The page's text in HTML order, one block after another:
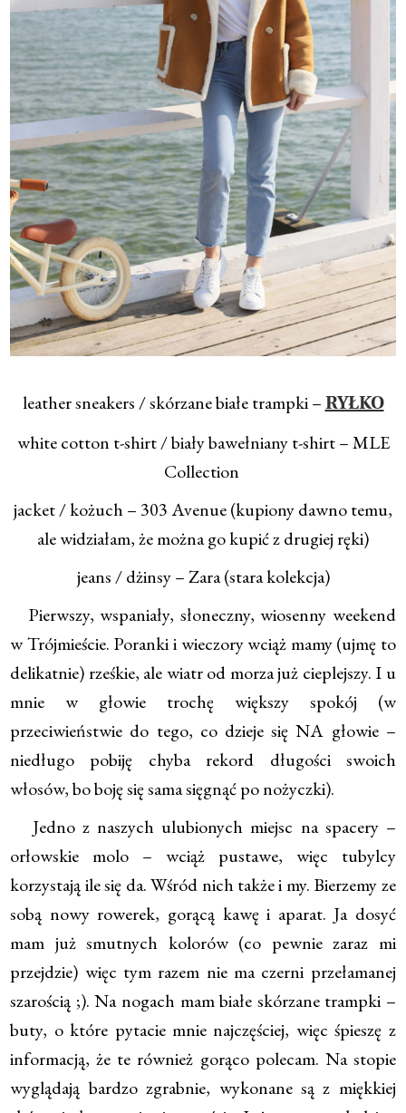
leather sneakers / skórzane białe trampki – RYŁKO
white cotton t-shirt / biały bawełniany t-shirt – MLE
Collection
jacket / kożuch – 303 Avenue (kupiony dawno temu,
ale widziałam, że można go kupić z drugiej ręki)
jeans / dżinsy – Zara (stara kolekcja)
Pierwszy, wspaniały, słoneczny, wiosenny weekend
w Trójmieście. Poranki i wieczory wciąż mamy (ujmę to
delikatnie) rześkie, ale wiatr od morza już cieplejszy. I u
mnie w głowie trochę większy spokój (w
przeciwieństwie do tego, co dzieje się NA głowie –
niedługo pobiję chyba rekord długości swoich
włosów, bo boję się sama sięgnąć po nożyczki).
Jedno z naszych ulubionych miejsc na spacery –
orłowskie molo – wciąż pustawe, więc tubylcy
korzystają ile się da. Wśród nich także i my. Bierzemy ze
sobą nowy rowerek, gorącą kawę i aparat. Ja dosyć
mam już smutnych kolorów (co pewnie zaraz mi
przejdzie) więc tym razem nie ma czerni przełamanej
szarością ;). Na nogach mam białe skórzane trampki –
buty, o które pytacie mnie najczęściej, więc śpieszę z
informacją, że te również gorąco polecam. Na stopie
wyglądają bardzo zgrabnie, wykonane są z miękkiej